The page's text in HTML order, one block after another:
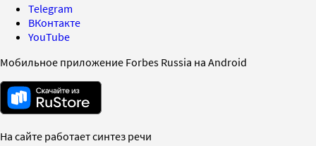
Telegram
ВКонтакте
YouTube
Мобильное приложение Forbes Russia на Android
На сайте работает синтез речи